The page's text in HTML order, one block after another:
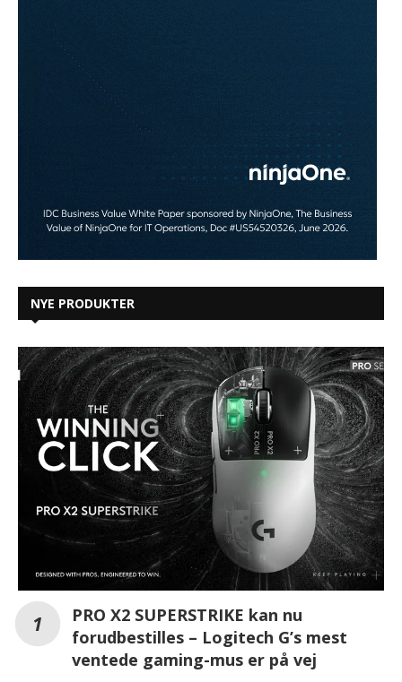
NYE PRODUKTER
PRO X2 SUPERSTRIKE kan nu
forudbestilles – Logitech G’s mest
ventede gaming-mus er på vej